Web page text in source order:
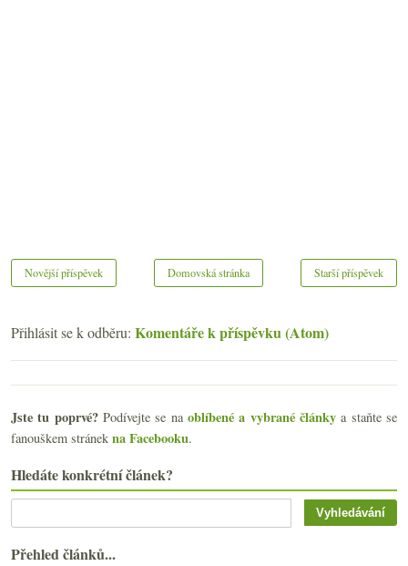
Novější příspěvek Starší příspěvek
Domovská stránka
Přihlásit se k odběru: Komentáře k příspěvku (Atom)
Jste tu poprvé?Podívejte se naoblíbené a vybrané články a staňte se
fanouškem stránek na Facebooku.
Hledáte konkrétní článek?
Přehled článků...